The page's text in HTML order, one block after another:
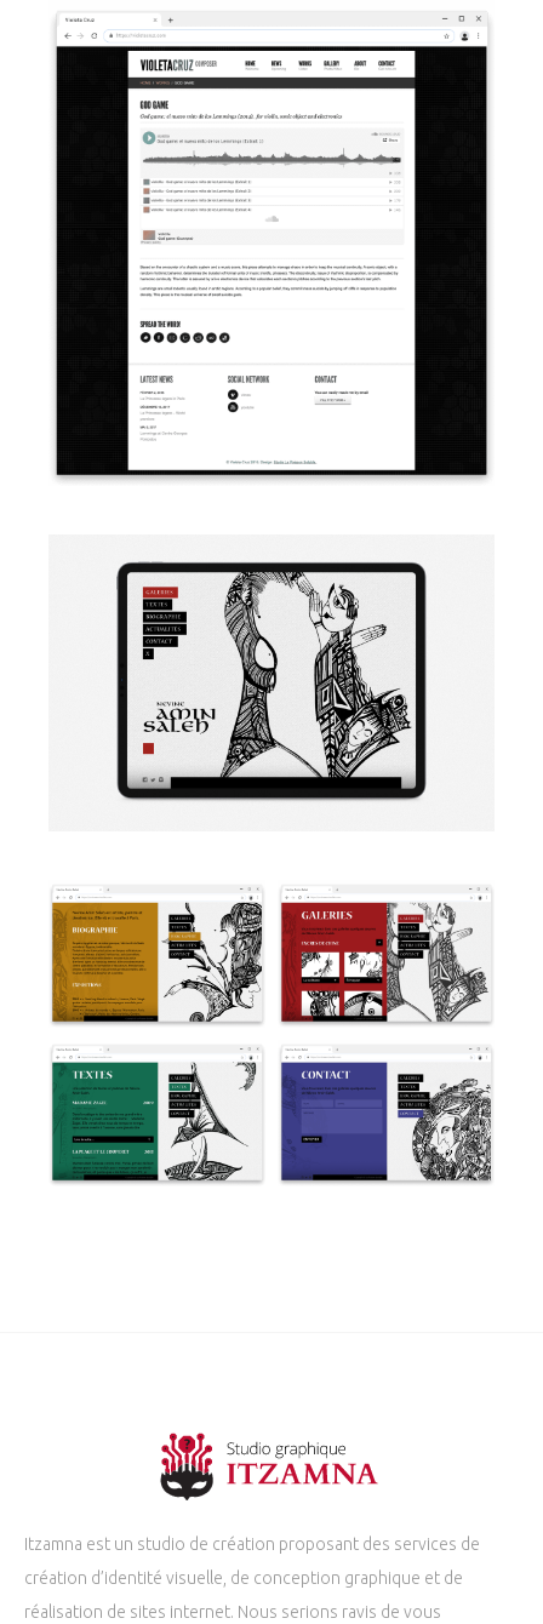
Itzamna est un studio de création proposant des services de
création d’identité visuelle, de conception graphique et de
réalisation de sites internet. Nous serions ravis de vous